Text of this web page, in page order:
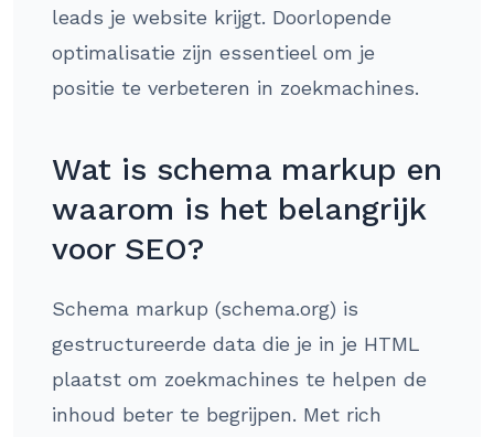
leads je website krijgt. Doorlopende
optimalisatie zijn essentieel om je
positie te verbeteren in zoekmachines.
Wat is schema markup en
waarom is het belangrijk
voor SEO?
Schema markup (schema.org) is
gestructureerde data die je in je HTML
plaatst om zoekmachines te helpen de
inhoud beter te begrijpen. Met rich